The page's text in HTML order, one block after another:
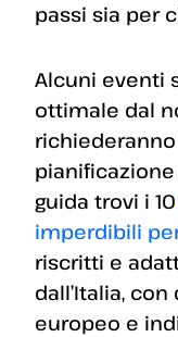
passi sia per
Alcuni eventi
ottimale dal
guida trovi i 10
imperdibili
riscritti e
dall’Italia,
europeo e